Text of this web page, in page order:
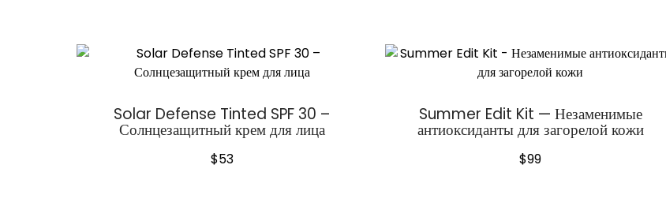
Solar Defense Tinted SPF 30 –
Солнцезащитный крем для лица
$53
Summer Edit Kit — Незаменимые
антиоксиданты для загорелой кожи
$99